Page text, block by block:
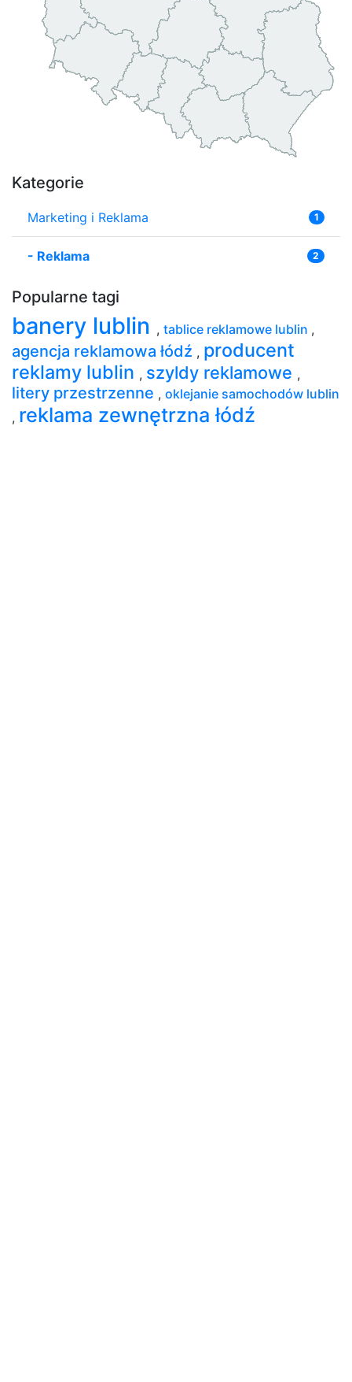
Kategorie
Marketing i Reklama 1
- Reklama 2
Popularne tagi
banery lublin , tablice reklamowe lublin ,
agencja reklamowa łódź , producent
reklamy lublin , szyldy reklamowe ,
litery przestrzenne , oklejanie samochodów lublin
, reklama zewnętrzna łódź